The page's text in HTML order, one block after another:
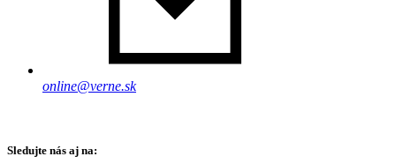
online@verne.sk
Sledujte nás aj na: